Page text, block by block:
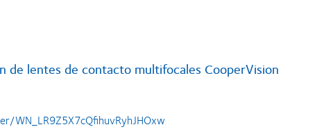
de lentes de contacto multifocales CooperVision
WN_LR9Z5X7cQfihuvRyhJHOxw